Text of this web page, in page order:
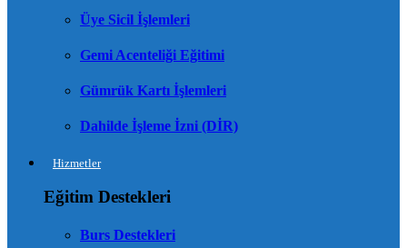
Üye Sicil İşlemleri
Gemi Acenteliği Eğitimi
Gümrük Kartı İşlemleri
Dahilde İşleme İzni (DİR)
Hizmetler
Eğitim Destekleri
Burs Destekleri